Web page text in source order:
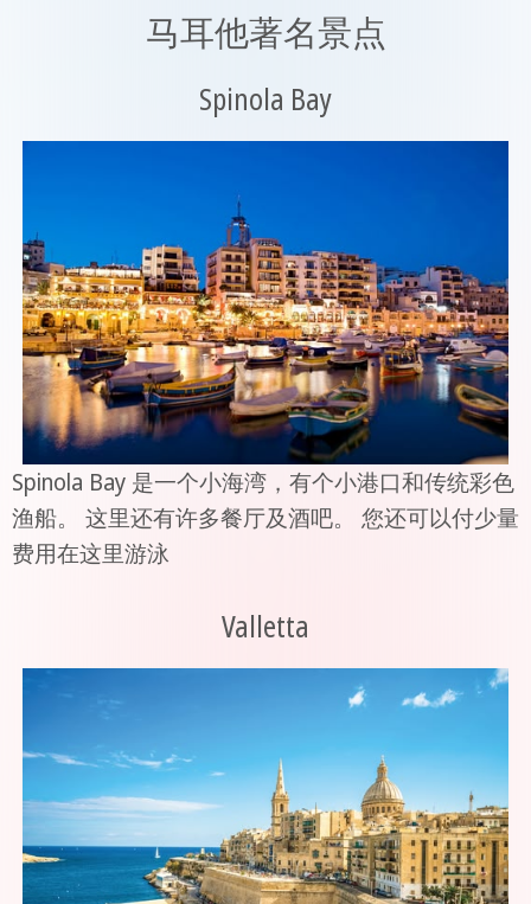
马耳他著名景点
Spinola Bay
Spinola Bay 是一个小海湾，有个小港口和传统彩色
渔船。 这里还有许多餐厅及酒吧。 您还可以付少量
费用在这里游泳
Valletta